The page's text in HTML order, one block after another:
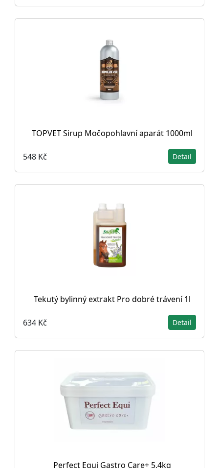
TOPVET Sirup Močopohlavní aparát 1000ml
548 Kč Detail
Tekutý bylinný extrakt Pro dobré trávení 1l
634 Kč Detail
Perfect Equi Gastro Care+ 5,4kg